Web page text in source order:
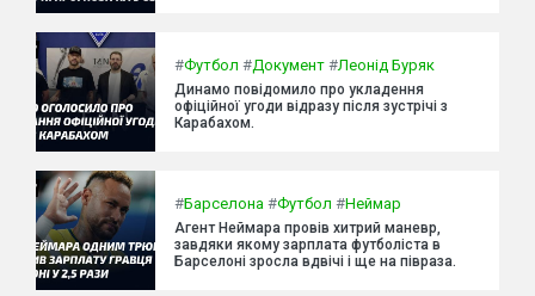
#Футбол #Документ #Леонід Буряк
Динамо повідомило про укладення
офіційної угоди відразу після зустрічі з
Карабахом.
#Барселона #Футбол #Неймар
Агент Неймара провів хитрий маневр,
завдяки якому зарплата футболіста в
Барселоні зросла вдвічі і ще на півраза.